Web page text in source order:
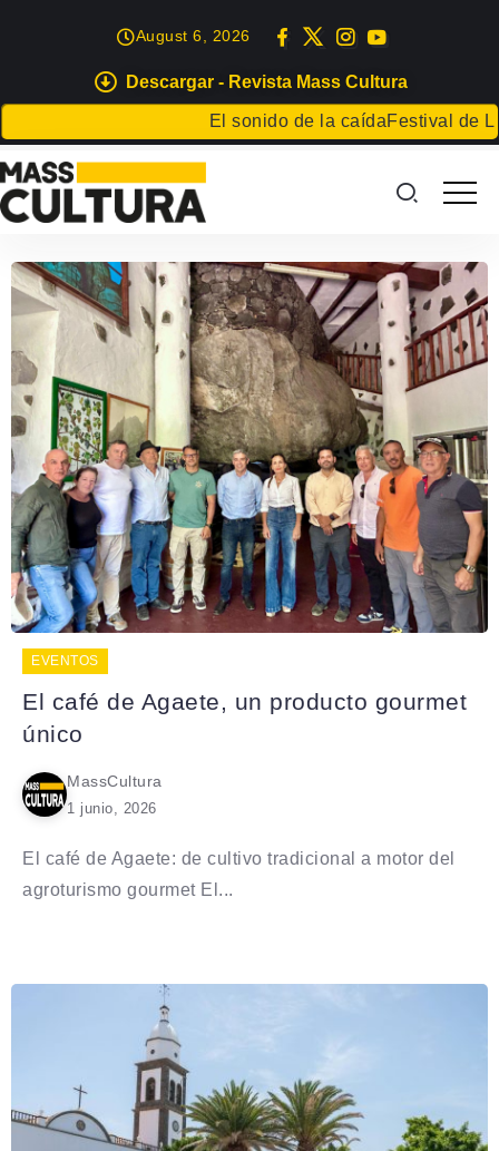
Descargar - Revista Mass Cultura
El sonido de la caídaFestival de
August 6, 2026
EVENTOS
El café de Agaete, un producto gourmet
único
MassCultura
1 junio, 2026
El café de Agaete: de cultivo tradicional a motor del
agroturismo gourmet El...